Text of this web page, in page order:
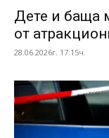
Дете и баща
от
28.06.2026г. 17:15ч.